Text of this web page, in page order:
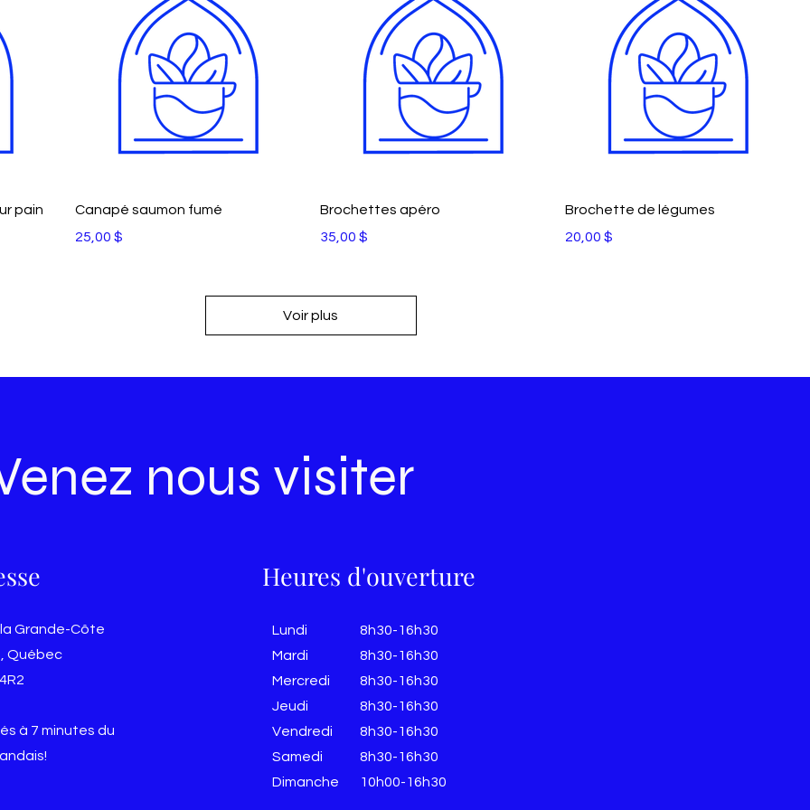
pain
Canapé saumon fumé
Prix
25,00 $
Brochettes apéro
Prix
35,00 $
Brochette de légumes
Prix
20,00 $
Voir plus
nous visiter
Grande-Côte
Québec
à 7 minutes du
Heures d'ouverture
Lundi
Mardi
Mercredi
Jeudi
Vendredi
​​Samedi
​Dimanche
8h30-16h30
8h30-16h30
8h30-16h30
8h30-16h30
8h30-16h30
8h30-16h30
10h00-16h30